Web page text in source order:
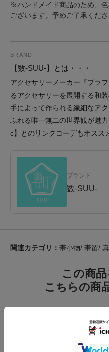
※ハンドメイド商品のため、
ございます。予めご了承くださ
BRAND
【数-SUU-】とは・・・
アクセサリーメーカー『ブラ
るアクセサリーを展開する和
手によって作られる繊細なア
ふれる唯一無二の世界観が魅
c】とのリンクコーデもオスス
ブランド
数-SUU-
関連カテゴリ： 帯小物/ 帯留/
この商
こちらの商
注
お仕立て後、お客様の手元に届い
返品にかかる送料は無料です。